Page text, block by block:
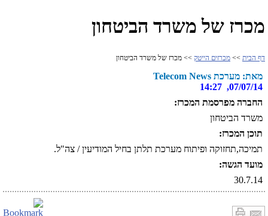
מכרז של משרד הביטחון
דף הבית >> מכרזים הייטק >> מכרז של משרד הביטחון
מאת: מערכת Telecom News
07/07/14, 14:27
החברה מפרסמת המכרז:
משרד הביטחון
תוכן המכרז:
תמיכה,תחזוקה ופיתוח מערכת תלתן בחיל המודיעין / צה"ל.
מועד הגשה:
30.7.14